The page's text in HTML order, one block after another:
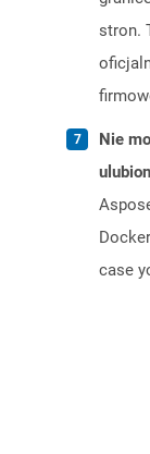
stron.
Nie
case